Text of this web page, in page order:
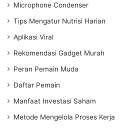
Microphone Condenser
Tips Mengatur Nutrisi Harian
Aplikasi Viral
Rekomendasi Gadget Murah
Peran Pemain Muda
Daftar Pemain
Manfaat Investasi Saham
Metode Mengelola Proses Kerja